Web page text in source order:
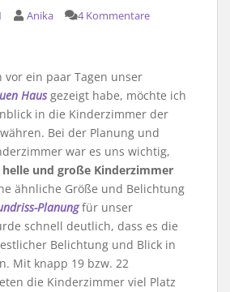
Anika 4 Kommentare
vor ein paar Tagen unser
Hausgezeigt habe, möchte ich
in die Kinderzimmer der
Bei der Planung und
war es uns wichtig,
helle und große Kinderzimmer
ähnliche Größe und Belichtung
Planungfür unser
schnell deutlich, dass es die
Belichtung und Blick in
Mit knapp 19 bzw. 22
die Kinderzimmer viel Platz